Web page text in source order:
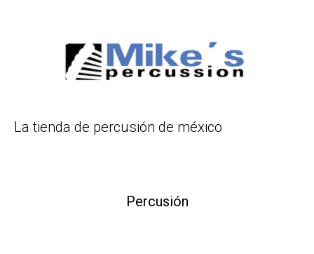
La tienda de percusión de méxico
Percusión